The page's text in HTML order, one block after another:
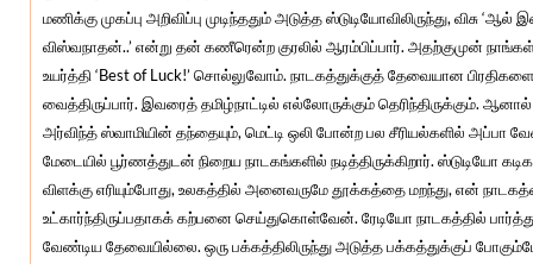
மணிக்கு முகப்பு அறிவிப்பு முடிந்ததும் அடுத்த ஸ்டுடியோவிலிருந்து, விசு
விஸ்வநாதன்..’ என்று தன் கணீரென்ற குரலில் ஆரம்பிப்பார். அதற்குமுன்
உயர்த்தி ‘Best of Luck!’ சொல்லுவோம். நாடகத்துக்குத் தேவையான
வைத்திருப்பார். இவரைத் தமிழ்நாட்டில் எல்லோருக்கும் தெரிந்திருக்கும்.
அர்விந்த் ஸ்வாமியின் தந்தையும், மெட்டி ஒலி போன்ற பல சீரியல்களில் அப்பா
மேடையில் பூர்ணத்துடன் நிறைய நாடகங்களில் நடித்திருக்கிறார். ஸ்டுடியோ
விளக்கு எரியும்போது, உலகத்தில் அனைவருமே தூக்கத்தை மறந்து, என்
உட்கார்ந்திருப்பதாகக் கற்பனை செய்துகொள்வேன். ரேடியோ நாடகத்தில்
வேண்டிய தேவையில்லை. ஒரு பக்கத்திலிருந்து அடுத்த பக்கத்துக்குப்